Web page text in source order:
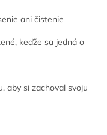
ani čistenie
keďže sa jedná o
aby si zachoval svoju